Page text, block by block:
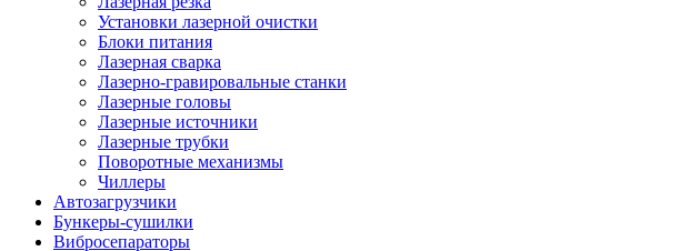
Установки лазерной очистки
Блоки питания
Лазерная сварка
Лазерно-гравировальные станки
Лазерные головы
Лазерные источники
Лазерные трубки
Поворотные механизмы
Чиллеры
Автозагрузчики
Бункеры-сушилки
Вибросепараторы